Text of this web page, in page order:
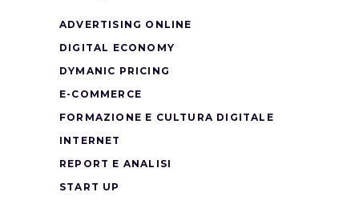
ADVERTISING ONLINE
DIGITAL ECONOMY
DYMANIC PRICING
E-COMMERCE
FORMAZIONE E CULTURA DIGITALE
INTERNET
REPORT E ANALISI
START UP